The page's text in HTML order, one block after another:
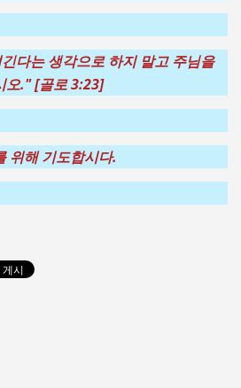
다는 생각으로 하지 말고 주님을
오." [골로 3:23]
위해 기도합시다.